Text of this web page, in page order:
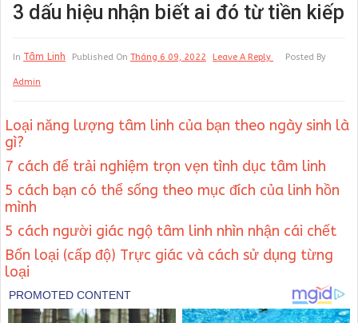
3 dấu hiệu nhận biết ai đó từ tiền kiếp
In Tâm Linh Published On Tháng 6 09, 2022 Leave A Reply Posted By
Admin
Loại năng lượng tâm linh của bạn theo ngày sinh là
gì?
7 cách để trải nghiệm trọn vẹn tình dục tâm linh
5 cách bạn có thể sống theo mục đích của linh hồn
mình
5 cách người giác ngộ tâm linh nhìn nhận cái chết
Bốn loại (cấp độ) Trực giác và cách sử dụng từng
loại